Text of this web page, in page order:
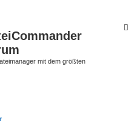
mit dem größten